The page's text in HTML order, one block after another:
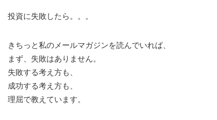
投資に失敗したら。。。
きちっと私のメールマガジンを読んでいれば、
まず、失敗はありません。
失敗する考え方も、
成功する考え方も、
理屈で教えています。